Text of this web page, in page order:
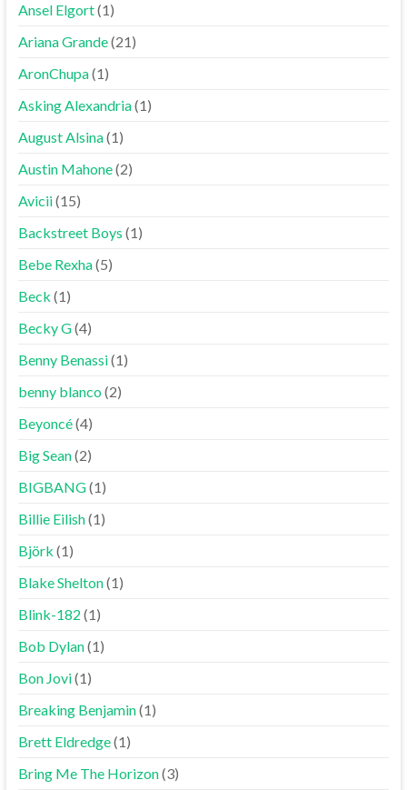
Ansel Elgort(1)
Ariana Grande(21)
AronChupa(1)
Asking Alexandria(1)
August Alsina(1)
Austin Mahone(2)
Avicii(15)
Backstreet Boys (1)
Bebe Rexha(5)
Beck (1)
Becky G(4)
Benny Benassi(1)
benny blanco(2)
Beyoncé(4)
Big Sean(2)
BIGBANG(1)
Billie Eilish(1)
Björk (1)
Blake Shelton(1)
Blink-182 (1)
Bob Dylan(1)
Bon Jovi(1)
Breaking Benjamin(1)
Brett Eldredge(1)
Bring Me The Horizon(3)